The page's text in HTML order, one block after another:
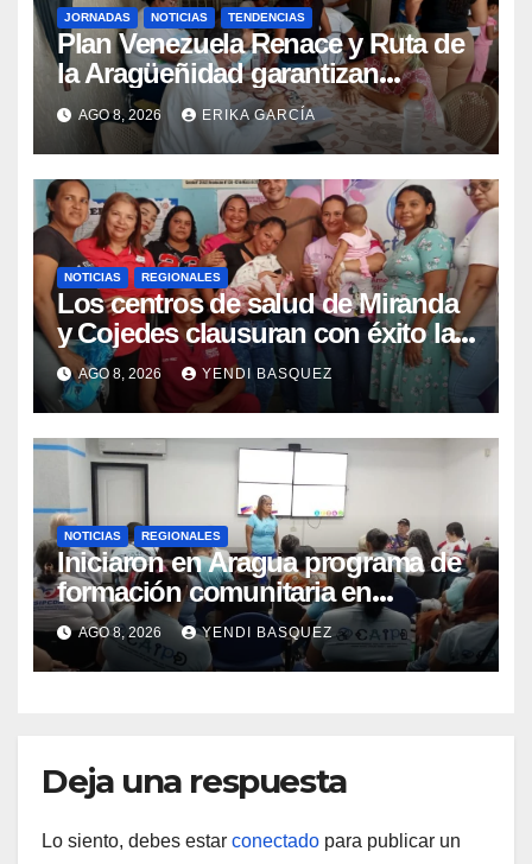
JORNADAS NOTICIAS TENDENCIAS
Plan Venezuela Renace y Ruta de
la Aragüeñidad garantizan
atención médica integral en
Aragua
AGO 8, 2026 ERIKA GARCÍA
NOTICIAS REGIONALES
Los centros de salud de Miranda
y Cojedes clausuran con éxito la
Semana Mundial de la Lactancia
Materna
AGO 8, 2026 YENDI BASQUEZ
NOTICIAS REGIONALES
Iniciaron en Aragua programa de
formación comunitaria en
atención a personas con
discapacidad
AGO 8, 2026 YENDI BASQUEZ
Deja una respuesta
Lo siento, debes estar conectado para publicar un